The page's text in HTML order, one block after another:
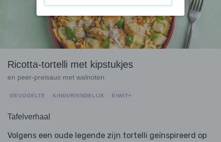
Ricotta-tortelli met kipstukjes
en peer-preisaus met walnoten
GEVOGELTE KINDVRIENDELIJK EIWIT+
Tafelverhaal
Volgens een oude legende zijn tortelli geïnspireerd op